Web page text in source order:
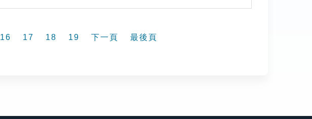
16 17 18 19 下一頁 最後頁